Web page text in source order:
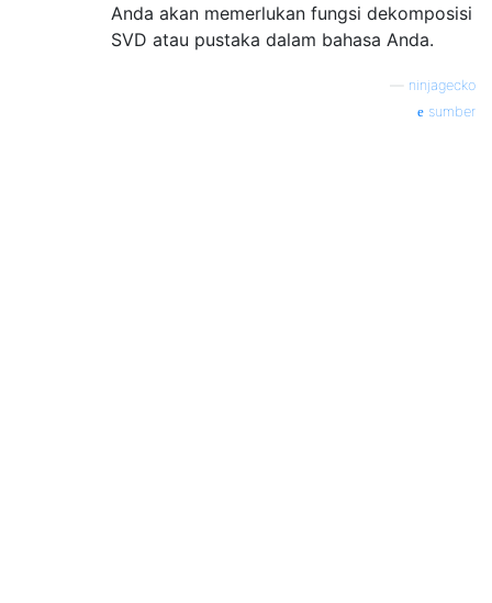
Anda akan memerlukan fungsi dekomposisi
SVD atau pustaka dalam bahasa Anda.
ninjagecko
sumber